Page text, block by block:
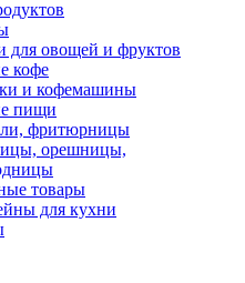
для овощей и фруктов
кофе
и кофемашины
пищи
фритюрницы
орешницы,
товары
для кухни